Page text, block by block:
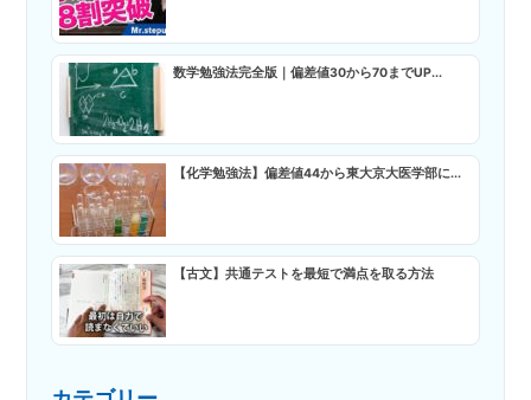
数学勉強法完全版｜偏差値30から70までUP...
【化学勉強法】偏差値44から東大京大医学部に...
【古文】共通テストを最短で満点を取る方法